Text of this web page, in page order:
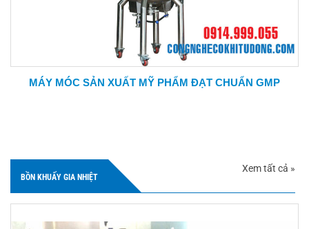
MÁY MÓC SẢN XUẤT MỸ PHẨM ĐẠT CHUẨN GMP
BỒN KHUẤY GIA NHIỆT
Xem tất cả »